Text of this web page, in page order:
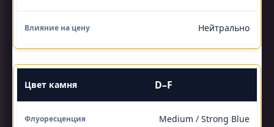
Нейтрально
D–F
Medium / Strong Blue